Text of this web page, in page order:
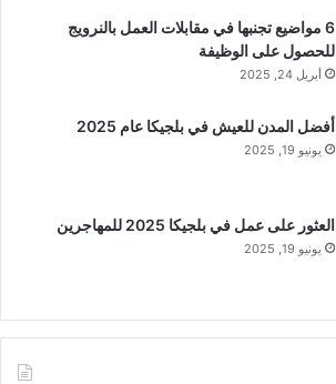
6 مواضيع تجنبها في مقابلات العمل بالنرويج
للحصول على الوظيفة
أبريل 24, 2025
أفضل المدن للعيش في بلجيكا عام 2025
يونيو 19, 2025
العثور على عمل في بلجيكا 2025 للمهاجرين
يونيو 19, 2025